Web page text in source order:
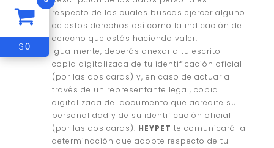
respecto de los cuales buscas ejercer alguno
de estos derechos así como la indicación del
derecho que estás haciendo valer.
Igualmente, deberás anexar a tu escrito
copia digitalizada de tu identificación oficial
(por las dos caras) y, en caso de actuar a
través de un representante legal, copia
digitalizada del documento que acredite su
personalidad y de su identificación oficial
(por las dos caras). HEYPET te comunicará la
determinación que adopte respecto de tu
$0